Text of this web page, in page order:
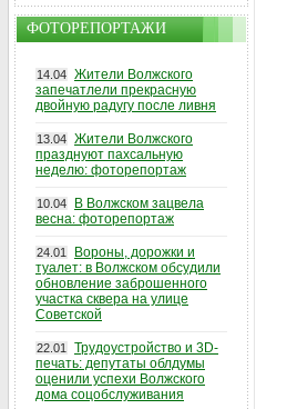
ФОТОРЕПОРТАЖИ
14.04 Жители Волжского
запечатлели прекрасную
двойную радугу после ливня
13.04 Жители Волжского
празднуют пахсальную
неделю: фоторепортаж
10.04
В Волжском зацвела
весна: фоторепортаж
24.01
Вороны, дорожки и
туалет: в Волжском обсудили
обновление заброшенного
участка сквера на улице
Советской
22.01
Трудоустройство и 3D-
печать: депутаты облдумы
оценили успехи Волжского
дома соцобслуживания